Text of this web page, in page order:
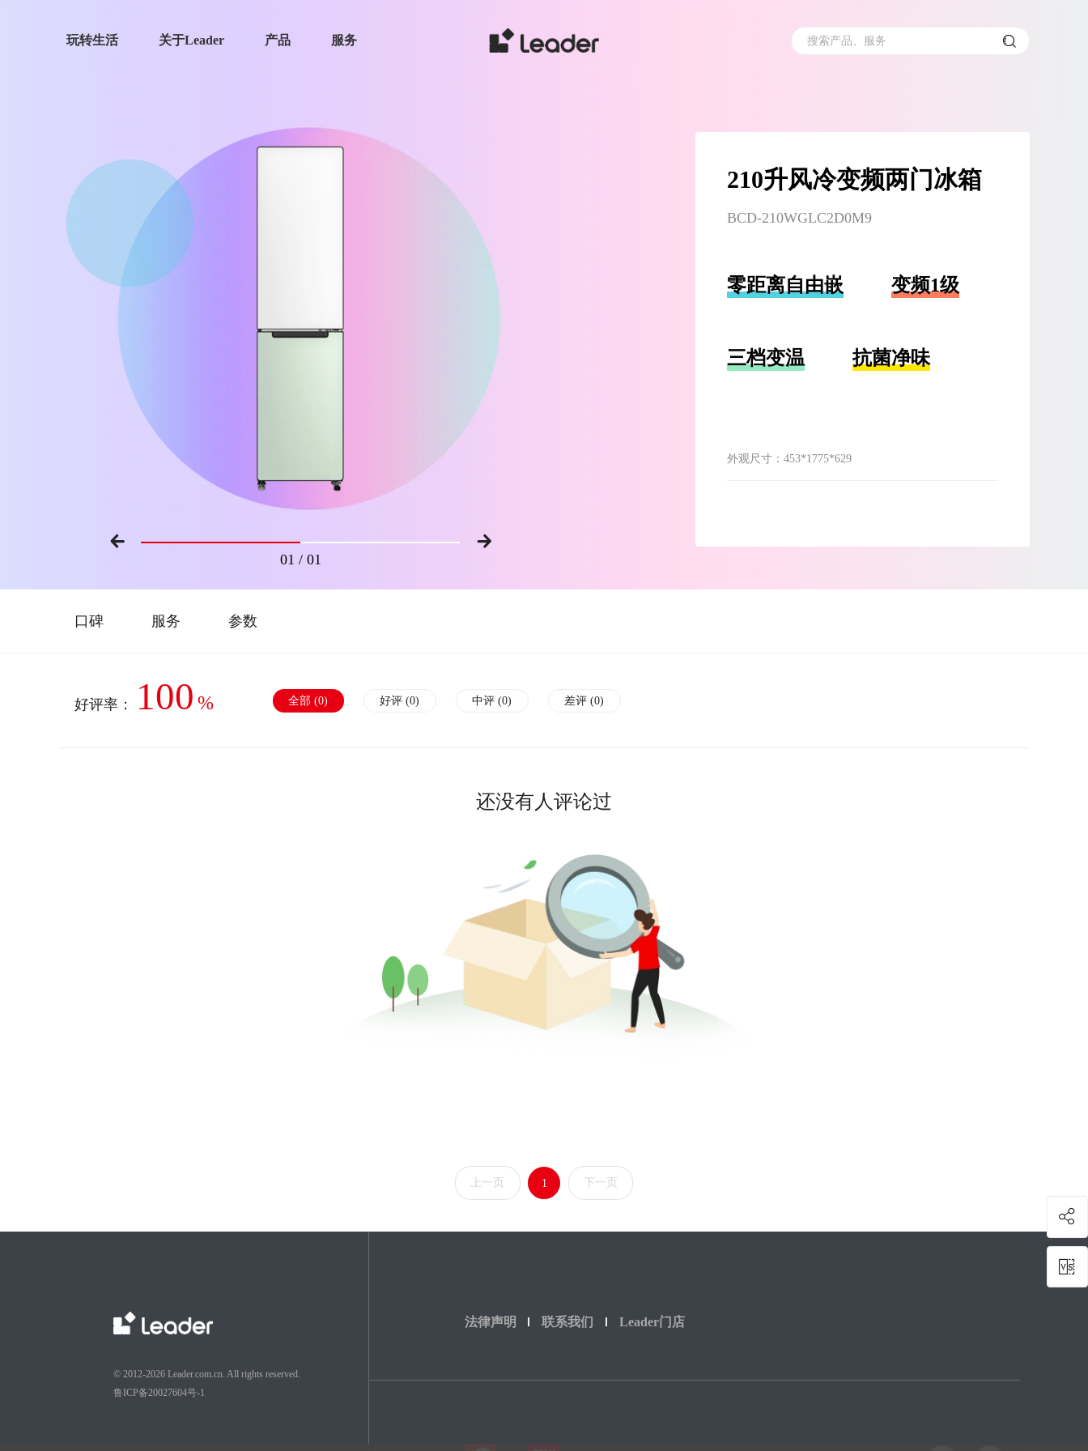
搜索产品、服务
玩转生活 关于Leader 产品 服务
01 / 01
210升风冷变频两门冰箱
BCD-210WGLC2D0M9
零距离自由嵌 变频1级
三档变温 抗菌净味
外观尺寸：453*1775*629
口碑 服务 参数
好评率： 100 % 全部 (0) 好评 (0) 中评 (0) 差评 (0)
还没有人评论过
上一页 1 下一页
© 2012-2026 Leader.com.cn. All rights reserved.
鲁ICP备20027604号-1
法律声明 联系我们 Leader门店